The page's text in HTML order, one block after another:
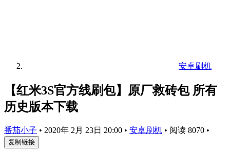
安卓刷机
【红米3S官方线刷包】原厂救砖包 所有
历史版本下载
番茄小子 • 2020年 2月 23日 20:00 • 安卓刷机 • 阅读 8070 •
复制链接